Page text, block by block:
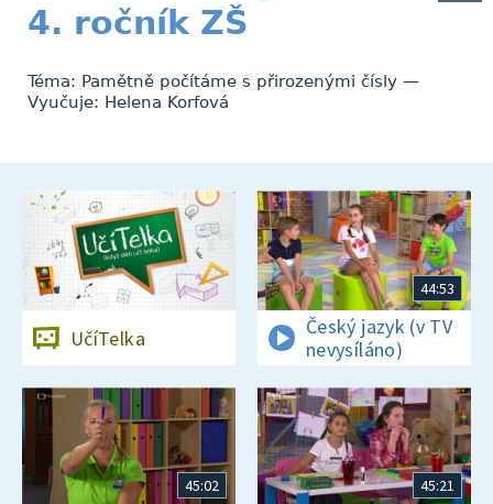
4. ročník ZŠ
Téma: Pamětně počítáme s přirozenými čísly —
Vyučuje: Helena Korfová
UčíTelka
44:53
Český jazyk (v TV
nevysíláno)
45:02 45:21